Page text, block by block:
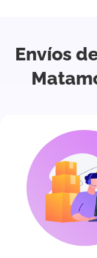
Envíos